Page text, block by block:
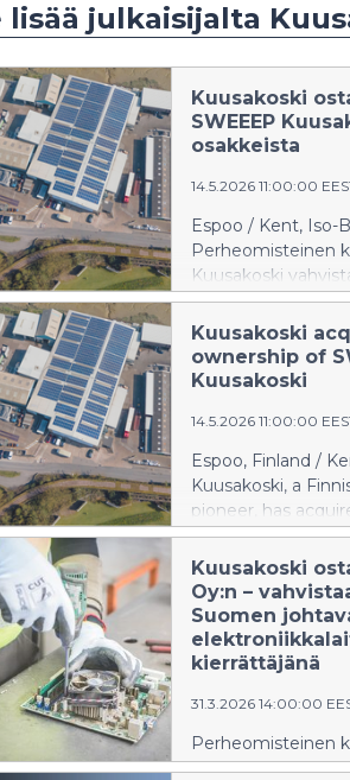
lisää julkaisijalta
Kuusakoski
SWEEEP
osakkeista
14.5.2026 11:00:00
Espoo / Kent, Iso-
Perheomisteinen
Kuusakoski
Isossa-Britanniassa.
Kuusakoski
ownership of
Kuusakoski
14.5.2026 11:00:00
Espoo, Finland /
Kuusakoski, a
pioneer, has
39% shareholding
Kuusakoski,
WEEE recycling
owned subsidiary
Kuusakoski
majority stake.
Kuusakoski
Oy:n –
Suomen
kierrättäjänä
31.3.2026 14:00:00
Perheomisteinen
Kuusakoski Oy